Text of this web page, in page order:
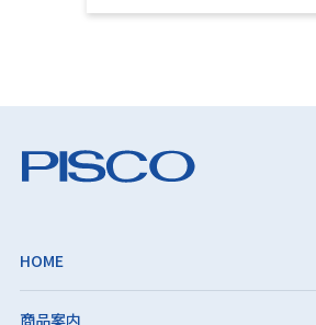
HOME
商品案内